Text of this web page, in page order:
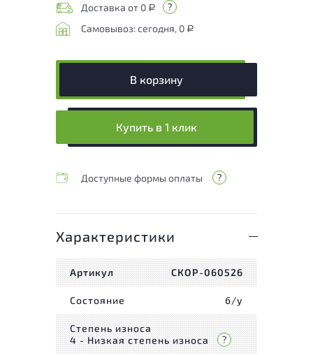
Доставка от 0 Р
Самовывоз: сегодня, 0 Р
В корзину
Купить в 1 клик
Доступные формы оплаты
Характеристики
Артикул СКОР-060526
Состояние б/у
Степень износа
4 - Низкая степень износа